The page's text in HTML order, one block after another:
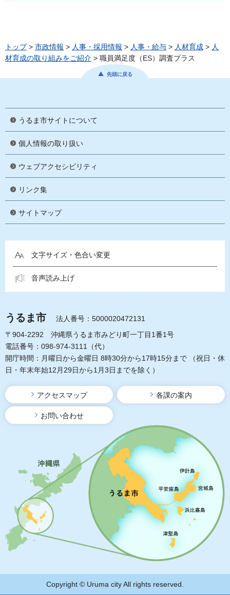
トップ> 市政情報 > 人事・採用情報 > 人事・給与 > 人材育成 > 人
材育成の取り組みをご紹介 > 職員満足度（ES）調査プラス
先頭に戻る
うるま市サイトについて
個人情報の取り扱い
ウェブアクセシビリティ
リンク集
サイトマップ
文字サイズ・色合い変更
音声読み上げ
うるま市
法人番号：5000020472131
〒904-2292 沖縄県うるま市みどり町一丁目1番1号
電話番号：098-974-3111（代）
開庁時間：月曜日から金曜日 8時30分から17時15分まで
（祝日・休
日・年末年始12月29日から1月3日までを除く）
アクセスマップ 各課の案内
お問い合わせ
Copyright © Uruma city All rights reserved.